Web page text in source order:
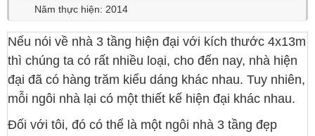
Năm thực hiện: 2014
Nếu nói về nhà 3 tầng hiện đại với kích thước 4x13m
thì chúng ta có rất nhiều loại, cho đến nay, nhà hiện
đại đã có hàng trăm kiểu dáng khác nhau. Tuy nhiên,
mỗi ngôi nhà lại có một thiết kế hiện đại khác nhau.
Đối với tôi, đó có thể là một ngôi nhà 3 tầng đẹp